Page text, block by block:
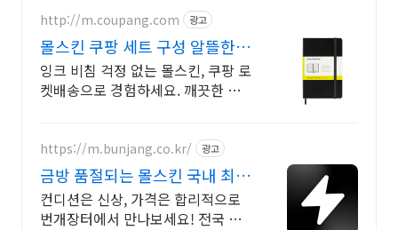
http://m.coupang.com 광고
몰스킨 쿠팡 세트 구성 알뜰한
가격
잉크 비침 걱정 없는 몰스킨, 쿠팡 로
켓배송으로 경험하세요. 깨끗한 필
https://m.bunjang.co.kr/ 광고
금방 품절되는 몰스킨 국내 최대
브랜드 중고거래
컨디션은 신상, 가격은 합리적으로
번개장터에서 만나보세요! 전국 각